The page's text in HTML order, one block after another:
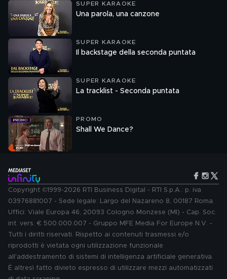
SUPER KARAOKE
Una parola, una canzone
SUPER KARAOKE
Il backstage della seconda puntata
SUPER KARAOKE
La tracklist - Seconda puntata
PROMO
Shall We Dance?
Copyright ©1999-2026 RTI Business Digital - RTI S.p.A.: p. iva
03976881007 - Sede legale: Largo del Nazareno 8, 00187 Roma.
Uffici: Viale Europa 46, 20093 Cologno Monzese (MI) - Cap. Soc.
int. vers. € 500.000.007 - Gruppo MFE Media For Europe N.V. -
Tutti i diritti riservati. Rispetto ai contenuti trasmessi e/o
riprodotti è vietata ogni utilizzazione funzionale
all'addestramento di sistemi di intelligenza artificiale generativa.
È altresì fatto divieto espresso di utilizzare mezzi automatizzati